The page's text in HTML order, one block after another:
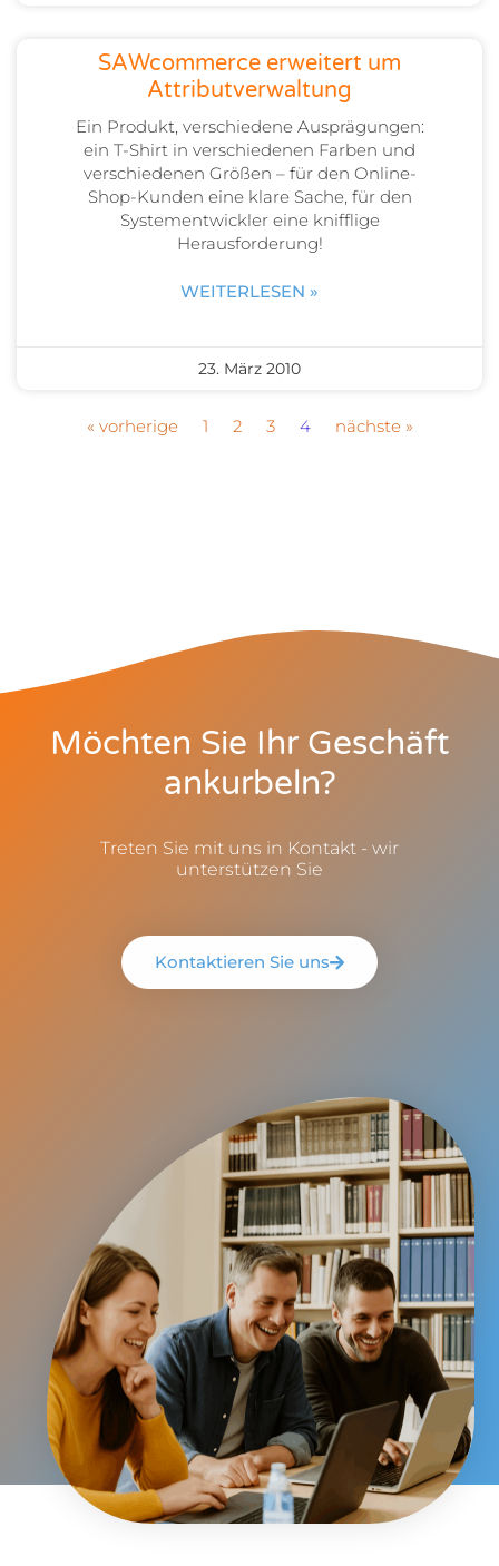
SAWcommerce erweitert um
Attributverwaltung
Ein Produkt, verschiedene Ausprägungen:
ein T-Shirt in verschiedenen Farben und
verschiedenen Größen – für den Online-
Shop-Kunden eine klare Sache, für den
Systementwickler eine knifflige
Herausforderung!
WEITERLESEN »
23. März 2010
« vorherige 1 2 3 4 nächste »
Möchten Sie Ihr Geschäft
ankurbeln?
Treten Sie mit uns in Kontakt - wir
unterstützen Sie
Kontaktieren Sie uns